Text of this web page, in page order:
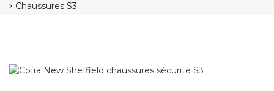
Chaussures S3